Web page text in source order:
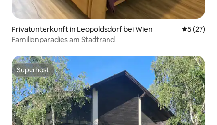
Privatunterkunft in Leopoldsdorf bei Wien
5 (27)
Familienparadies am Stadtrand
Superhost
Superhost